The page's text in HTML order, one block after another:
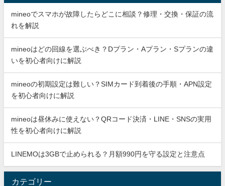
mineoでスマホが故障したらどこに相談？修理・交換・保証の流
れを解説
mineoはどの回線を選ぶべき？Dプラン・Aプラン・Sプランの違
いを初心者向けに解説
mineoの初期設定は難しい？SIMカード到着後の手順・APN設定
を初心者向けに解説
mineoは昼休みに使えない？QRコード決済・LINE・SNSの実用
性を初心者向けに解説
LINEMOは3GBで止められる？月額990円を守る設定と注意点
カテゴリー